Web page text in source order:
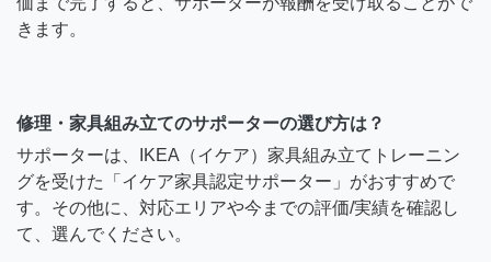
きます。
修理・家具組み立てのサポーターの選び方は？
サポーターは、IKEA（イケア）家具組み立てトレーニン
グを受けた「イケア家具認定サポーター」がおすすめで
す。その他に、対応エリアや今までの評価/実績を確認し
て、選んでください。